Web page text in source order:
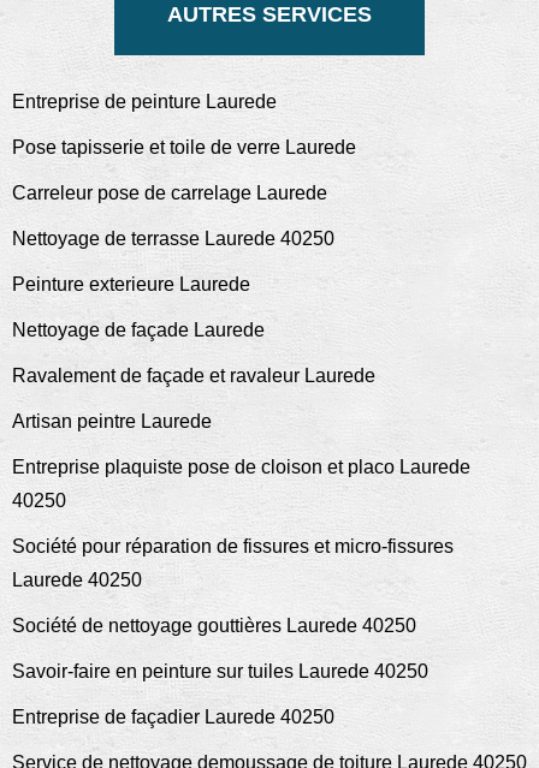
AUTRES SERVICES
Entreprise de peinture Laurede
Pose tapisserie et toile de verre Laurede
Carreleur pose de carrelage Laurede
Nettoyage de terrasse Laurede 40250
Peinture exterieure Laurede
Nettoyage de façade Laurede
Ravalement de façade et ravaleur Laurede
Artisan peintre Laurede
Entreprise plaquiste pose de cloison et placo Laurede
40250
Société pour réparation de fissures et micro-fissures
Laurede 40250
Société de nettoyage gouttières Laurede 40250
Savoir-faire en peinture sur tuiles Laurede 40250
Entreprise de façadier Laurede 40250
Service de nettoyage demoussage de toiture Laurede 40250